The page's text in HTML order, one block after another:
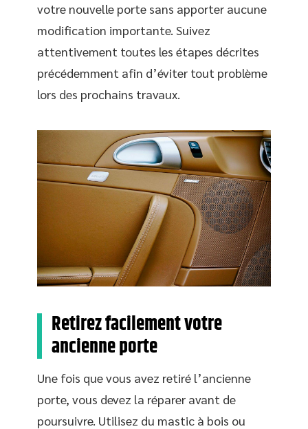
votre nouvelle porte sans apporter aucune
modification importante. Suivez
attentivement toutes les étapes décrites
précédemment afin d’éviter tout problème
lors des prochains travaux.
Retirez facilement votre
ancienne porte
Une fois que vous avez retiré l’ancienne
porte, vous devez la réparer avant de
poursuivre. Utilisez du mastic à bois ou